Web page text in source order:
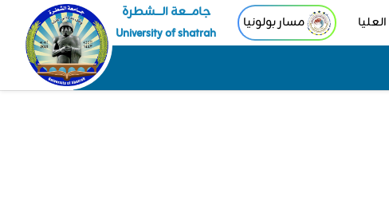
مسار بولونيا
جامـــعة الــــشطرة
University of shatrah